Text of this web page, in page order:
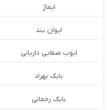
ایماژ
ایوان بند
ایوب صفایی داریانی
بابک بهراد
بابک رحمانی